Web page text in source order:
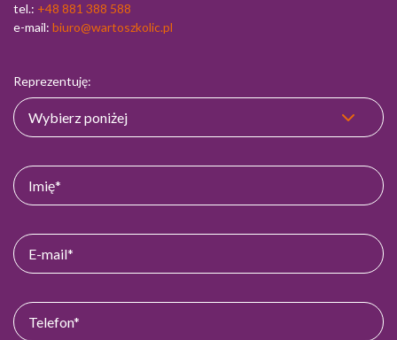
tel.: +48 881 388 588
e-mail: biuro@wartoszkolic.pl
Reprezentuję: